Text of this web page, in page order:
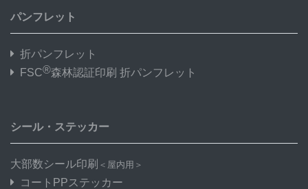
パンフレット
折パンフレット
FSC®森林認証印刷 折パンフレット
シール・ステッカー
大部数シール印刷 ＜屋内用＞
コートPPステッカー